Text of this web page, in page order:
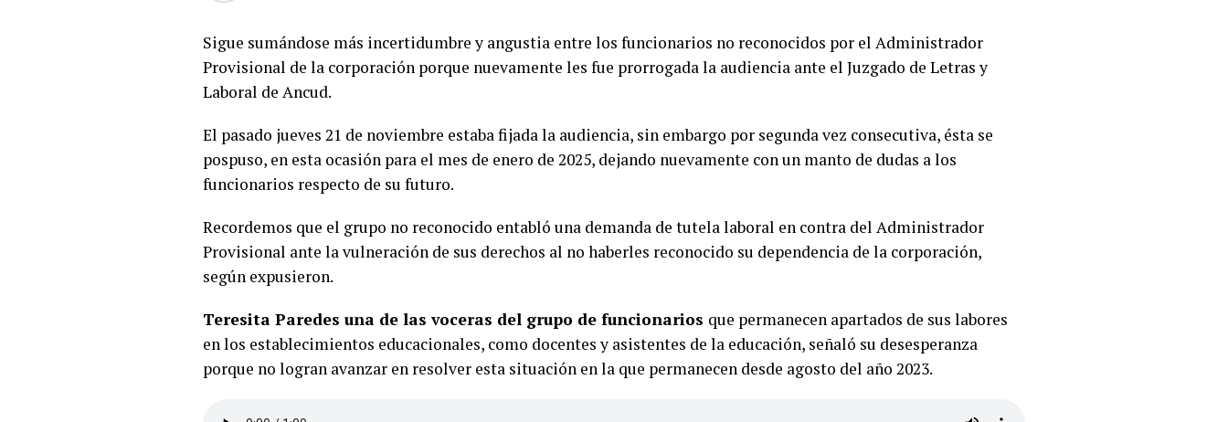
Sigue sumándose más incertidumbre y angustia entre los funcionarios no reconocidos por el Administrador
Provisional de la corporación porque nuevamente les fue prorrogada la audiencia ante el Juzgado de Letras y
Laboral de Ancud.
El pasado jueves 21 de noviembre estaba fijada la audiencia, sin embargo por segunda vez consecutiva, ésta se
pospuso, en esta ocasión para el mes de enero de 2025, dejando nuevamente con un manto de dudas a los
funcionarios respecto de su futuro.
Recordemos que el grupo no reconocido entabló una demanda de tutela laboral en contra del Administrador
Provisional ante la vulneración de sus derechos al no haberles reconocido su dependencia de la corporación,
según expusieron.
Teresita Paredes una de las voceras del grupo de funcionarios que permanecen apartados de sus labores
en los establecimientos educacionales, como docentes y asistentes de la educación, señaló su desesperanza
porque no logran avanzar en resolver esta situación en la que permanecen desde agosto del año 2023.